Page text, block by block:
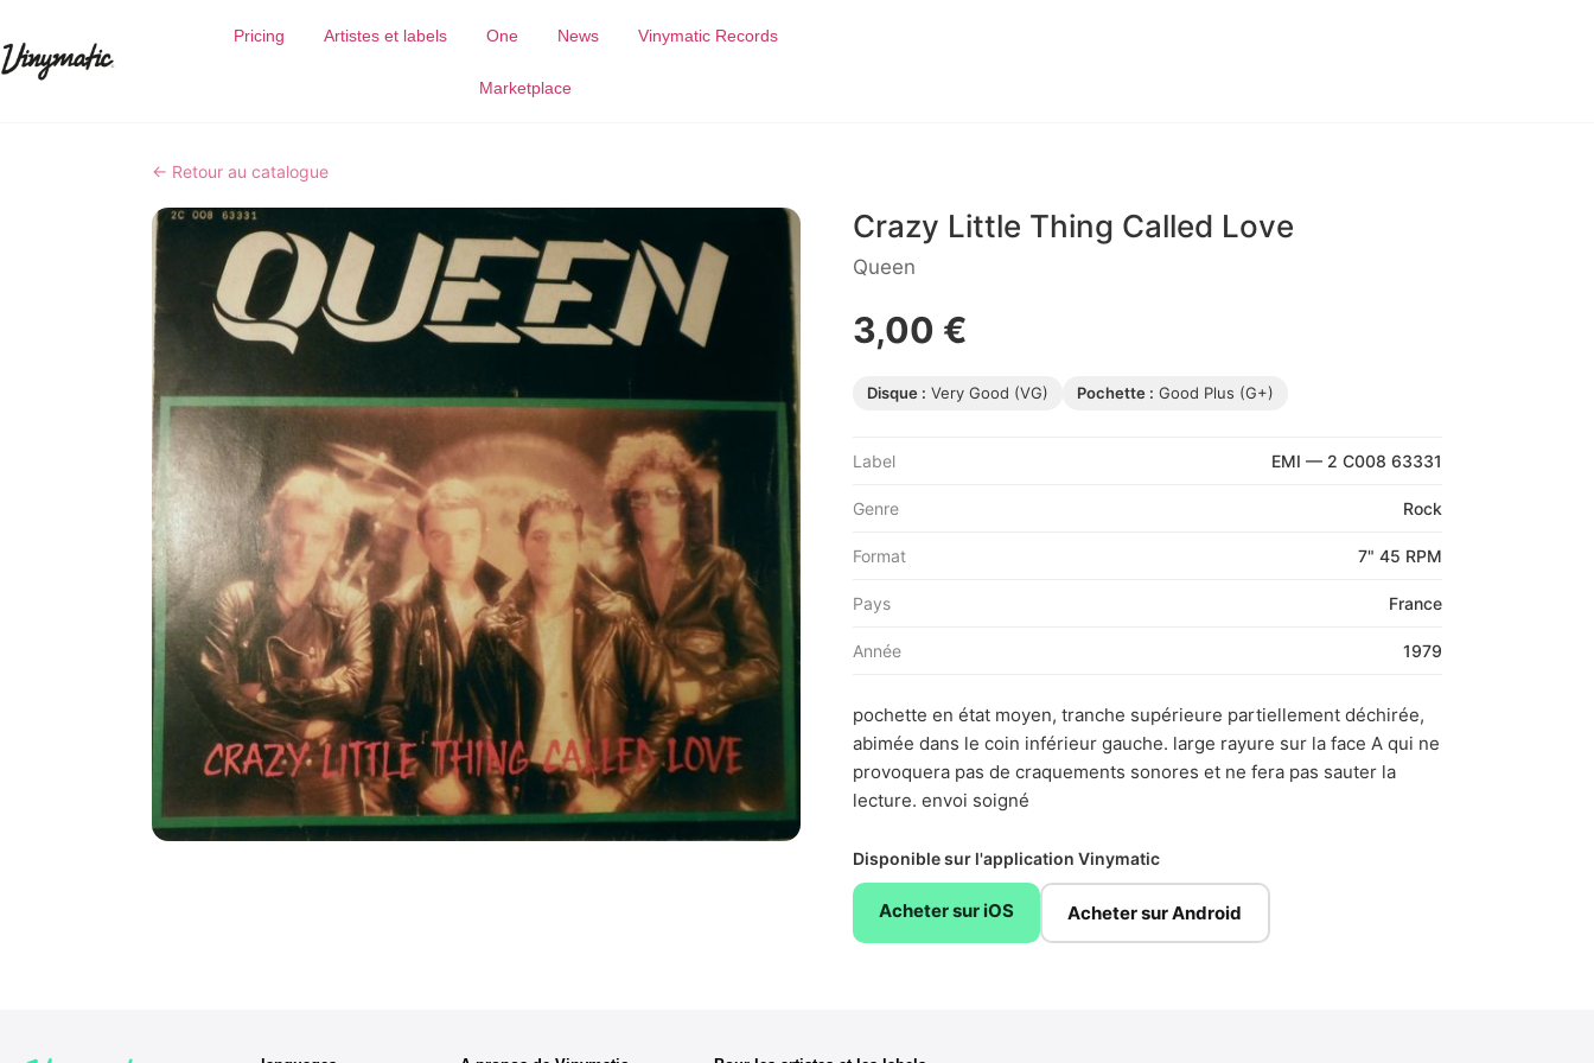
Pricing Artistes et labels One News Vinymatic Records
Marketplace
← Retour au catalogue
Crazy Little Thing Called Love
Queen
3,00 €
Disque : Very Good (VG) Pochette : Good Plus (G+)
Label EMI — 2 C008 63331
Genre Rock
Format 7" 45 RPM
Pays France
Année 1979
pochette en état moyen, tranche supérieure partiellement déchirée,
abimée dans le coin inférieur gauche. large rayure sur la face A qui ne
provoquera pas de craquements sonores et ne fera pas sauter la
lecture. envoi soigné
Disponible sur l'application Vinymatic
Acheter sur iOS Acheter sur Android